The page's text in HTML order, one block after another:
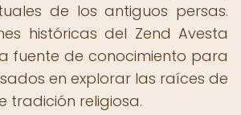
de los antiguos persas.
históricas del Zend Avesta
fuente de conocimiento para
en explorar las raíces de
tradición religiosa.